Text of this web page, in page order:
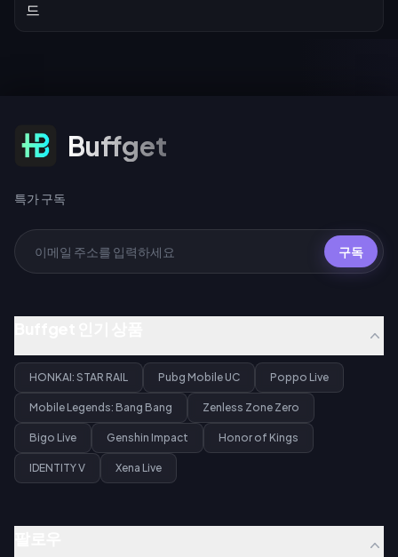
특가 구독 Buffget
특가 구독
구독
HONKAI: STAR RAIL Pubg Mobile UC Poppo Live
Mobile Legends: Bang Bang Zenless Zone Zero
Bigo Live Genshin Impact Honor of Kings
IDENTITY V Xena Live